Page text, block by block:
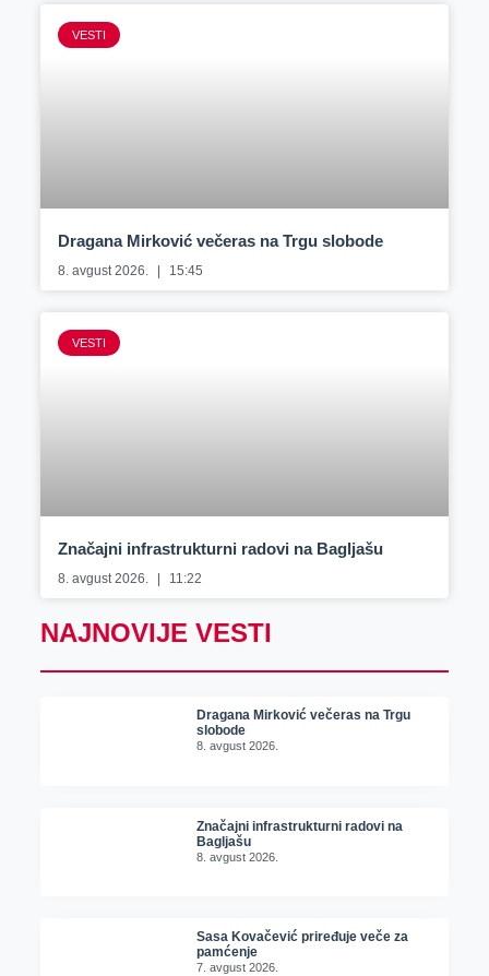
VESTI
Dragana Mirković večeras na Trgu slobode
8. avgust 2026. 15:45
VESTI
Značajni infrastrukturni radovi na Bagljašu
8. avgust 2026. 11:22
NAJNOVIJE VESTI
Dragana Mirković večeras na Trgu
slobode
8. avgust 2026.
Značajni infrastrukturni radovi na
Bagljašu
8. avgust 2026.
Sasa Kovačević priređuje veče za
pamćenje
7. avgust 2026.